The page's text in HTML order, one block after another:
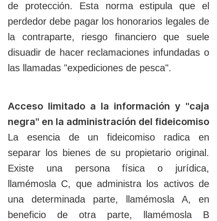
de protección. Esta norma estipula que el
perdedor debe pagar los honorarios legales de
la contraparte, riesgo financiero que suele
disuadir de hacer reclamaciones infundadas o
las llamadas "expediciones de pesca".
Acceso limitado a la información y "caja
negra" en la administración del fideicomiso
La esencia de un fideicomiso radica en
separar los bienes de su propietario original.
Existe una persona física o jurídica,
llamémosla C, que administra los activos de
una determinada parte, llamémosla A, en
beneficio de otra parte, llamémosla B